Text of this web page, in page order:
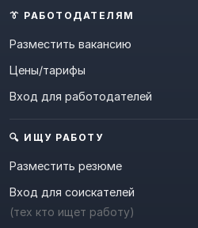
👔 РАБОТОДАТЕЛЯМ
Разместить вакансию
Цены/тарифы
Вход для работодателей
🔍 ИЩУ РАБОТУ
Разместить резюме
Вход для соискателей
(тех кто ищет работу)